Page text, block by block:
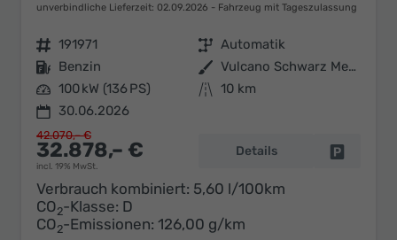
unverbindliche Lieferzeit: 02.09.2026 Fahrzeug mit Tageszulassung
Fahrzeugnr. 191971 Getriebe Automatik
Kraftstoff Benzin Außenfarbe
Vulcano Schwarz Metallic
Leistung 100 kW (136 PS) Kilometerstand 10 km
30.06.2026
32.878,– €
incl. 19% MwSt.
42.070,– €
Details
Verbrauch kombiniert: 5,60 l/100km
CO2-Klasse: D
CO2-Emissionen: 126,00 g/km